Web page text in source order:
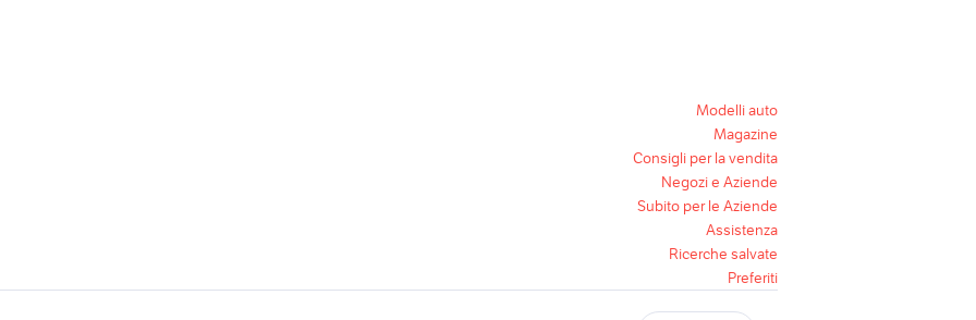
Modelli auto
Magazine
Consigli per la vendita
Negozi e Aziende
Subito per le Aziende
Assistenza
Ricerche salvate
Preferiti